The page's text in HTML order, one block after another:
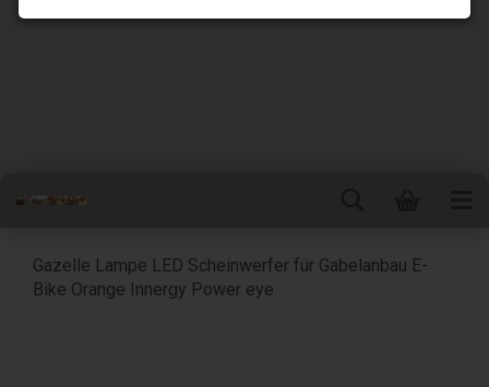
Gazelle Lampe LED Scheinwerfer für Gabelanbau E-
Bike Orange Innergy Power eye